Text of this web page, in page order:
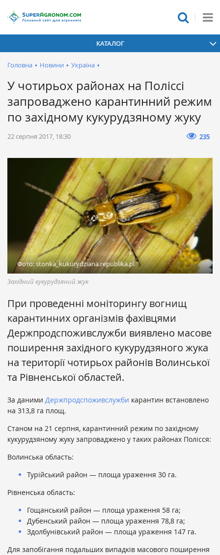
КАТАЛОГ
Головна • Новини • Україна •
У чотирьох районах на Поліссі
запроваджено карантинний режим
по західному кукурудзяному жуку
22 серпня 2017, 18:30 235
Фото: stonka_kukurydziana.republika.pl
Західний кукурудзяний жук
При проведенні моніторингу вогнищ
карантинних організмів фахівцями
Держпродспоживслужби виявлено масове
поширення західного кукурудзяного жука
на території чотирьох районів Волинської
та Рівненської областей.
За даними Держпродспоживслужби карантин встановлено
на 313,8 га площ.
Станом на 21 серпня, карантинний режим по західному
кукурудзяному жуку запроваджено у таких районах Полісся:
Волинська область:
Турійський район — площа ураження 30 га.
Рівненська область:
Гощанський район — площа ураження 58 га;
Дубенський район — площа ураження 78,8 га;
Здолбунівський район — площа ураження 147 га.
Для запобігання подальших випадків масового поширення